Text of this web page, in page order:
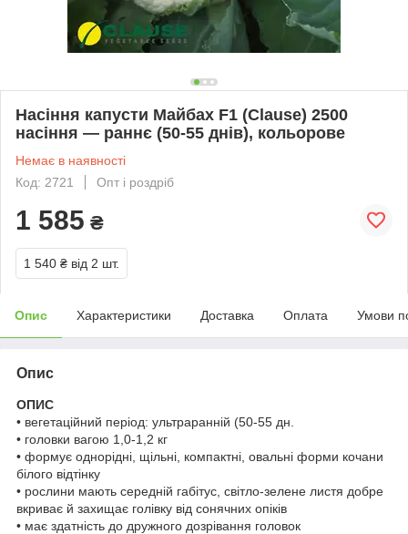
Насіння капусти Майбах F1 (Clause) 2500
насіння — раннє (50-55 днів), кольорове
Немає в наявності
Код: 2721
Опт і роздріб
1 585 ₴
1 540 ₴ від 2 шт.
Опис Характеристики Доставка Оплата Умови
Опис
ОПИС
• вегетаційний період: ультраранній (50-55 дн.
• головки вагою 1,0-1,2 кг
• формує однорідні, щільні, компактні, овальні форми кочани
білого відтінку
• рослини мають середній габітус, світло-зелене листя добре
вкриває й захищає голівку від сонячних опіків
• має здатність до дружного дозрівання головок